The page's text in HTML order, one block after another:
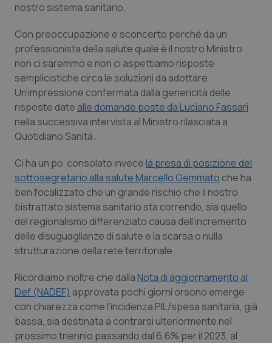
Basilicata
Calabria
Campania
Emilia-Romagna
Friuli Venezia Giulia
Lazio
Liguria
Lombardia
Marche
Molise
Artrite & artrosi
Asma & BPCO
Car-T
Colesterolo & coronaropatie
Dermatite Atopica
Diabete & glucometri
Disturbi dell’umore
Dolore
Donna & Salute
Epatiti
QS Club Newsletter
nostro sistema sanitario.
Con preoccupazione e sconcerto perché da un
professionista della salute quale è il nostro Ministro
non ci saremmo e non ci aspettiamo risposte
semplicistiche circa le soluzioni da adottare.
Un’impressione confermata dalla genericità delle
risposte date alle domande poste da Luciano Fassari
nella successiva intervista al Ministro rilasciata a
Quotidiano Sanità.
Ci ha un po’ consolato invecela presa di posizione del
sottosegretario alla salute Marcello Gemmato che ha
ben focalizzato che un grande rischio che il nostro
bistrattato sistema sanitario sta correndo, sia quello
del regionalismo differenziato causa dell’incremento
delle disuguaglianze di salute e la scarsa o nulla
strutturazione della rete territoriale.
Ricordiamo inoltre che dallaNota di aggiornamento al
Def (NADEF) approvata pochi giorni orsono emerge
con chiarezza come l’incidenza PIL/spesa sanitaria, già
bassa, sia destinata a contrarsi ulteriormente nel
prossimo triennio passando dal 6,6% per il 2023, al